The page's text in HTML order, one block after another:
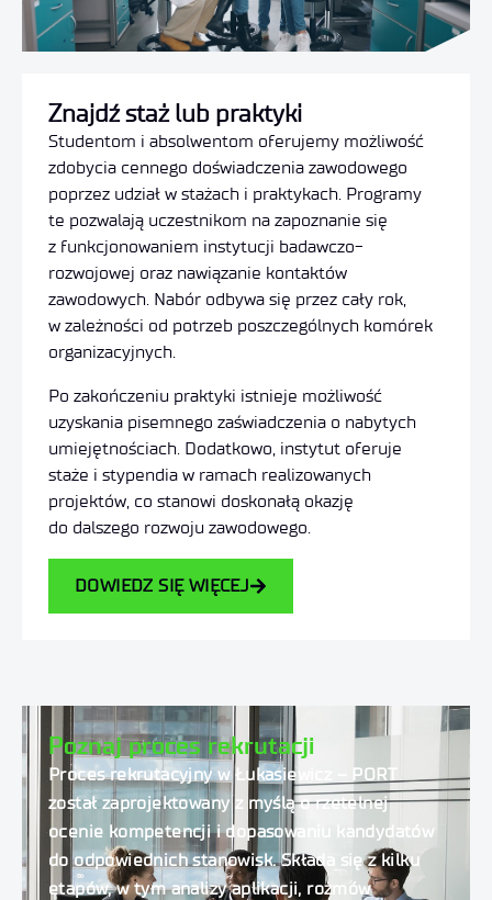
Znajdź staż lub praktyki
Studentom i absolwentom oferujemy możliwość
zdobycia cennego doświadczenia zawodowego
poprzez udział w stażach i praktykach. Programy
te pozwalają uczestnikom na zapoznanie się
z funkcjonowaniem instytucji badawczo-
rozwojowej oraz nawiązanie kontaktów
zawodowych. Nabór odbywa się przez cały rok,
w zależności od potrzeb poszczególnych komórek
organizacyjnych.
Po zakończeniu praktyki istnieje możliwość
uzyskania pisemnego zaświadczenia o nabytych
umiejętnościach. Dodatkowo, instytut oferuje
staże i stypendia w ramach realizowanych
projektów, co stanowi doskonałą okazję
do dalszego rozwoju zawodowego.
DOWIEDZ SIĘ WIĘCEJ
Poznaj proces rekrutacji
Proces rekrutacyjny w Łukasiewicz – PORT
został zaprojektowany z myślą o rzetelnej
ocenie kompetencji i dopasowaniu kandydatów
do odpowiednich stanowisk. Składa się z kilku
etapów, w tym analizy aplikacji, rozmów